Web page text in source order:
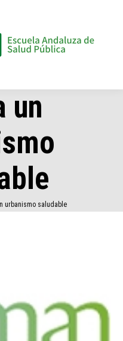
un
urbanismo saludable